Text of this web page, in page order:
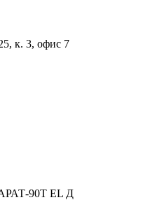
к. 3, офис 7
90T EL Д